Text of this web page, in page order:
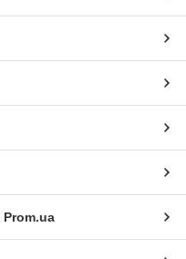
Prom.ua